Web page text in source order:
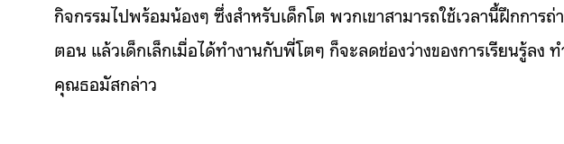
กิจกรรมไปพร้อมน้องๆ ซึ่งสำหรับเด็กโต พวกเขาสามารถใช้เวลานี้ฝึกการ
ตอน แล้วเด็กเล็กเมื่อได้ทำงานกับพี่โตๆ ก็จะลดช่องว่างของการเรียนรู้ลง
คุณธอมัสกล่าว